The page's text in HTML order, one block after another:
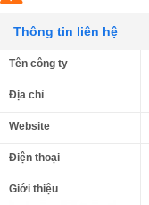
Thông tin liên hệ
Tên công ty
Địa chỉ
Website
Điện thoại
Giới thiệu